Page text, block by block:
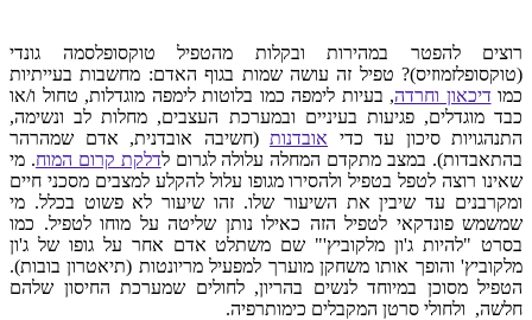
רוצים להפטר במהירות ובקלות מהטפיל טוקסופלסמה גונדי
(טוקסופלזמוזיס)? טפיל זה עושה שמות בגוף האדם: מחשבות בעייתיות
כמו דיכאון וחרדה, בעיות לימפה כמו בלוטות לימפה מוגדלות, טחול ו/או
כבד מוגדלים, פגיעות בעיניים ובמערכת העצבים, מחלות לב ונשימה,
התנהגויות סיכון עד כדי אובדנות (חשיבה אובדנית, אדם שמהרהר
בהתאבדות). במצב מתקדם המחלה עלולה לגרום לדלקת קרום המוח. מי
שאינו רוצה לטפל בטפיל ולהסירו מגופו עלול להקלע למצבים מסכני חיים
ומקרבנים עד שיבין את השיעור שלו. זהו שיעור לא פשוט בכלל. מי
שמשמש פונדקאי לטפיל הזה כאילו נותן שליטה על מוחו לטפיל. כמו
בסרט "להיות ג'ון מלקוביץ'" שם משתלט אדם אחר על גופו של ג'ון
מלקוביץ' והופך אותו משחקן מוערך למפעיל מריונטות (תיאטרון בובות).
הטפיל מסוכן במיוחד לנשים בהריון, לחולים שמערכת החיסון שלהם
חלשה, ולחולי סרטן המקבלים כימותרפיה.